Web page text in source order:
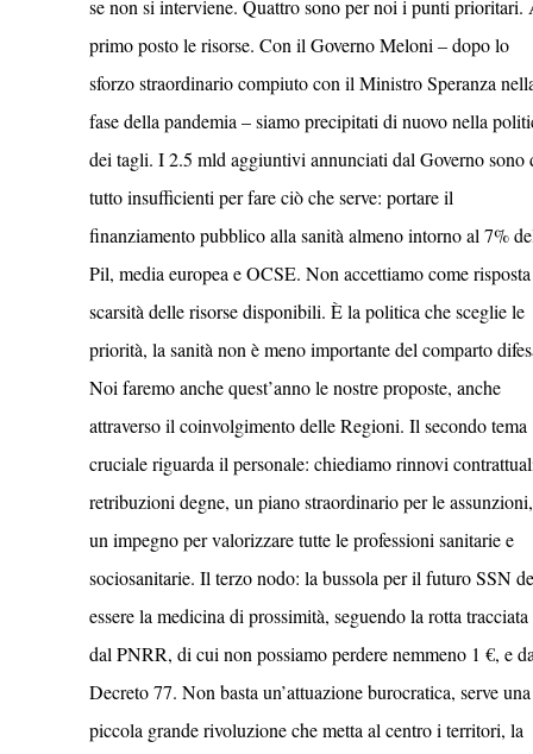
se non si interviene. Quattro sono per noi i punti prioritari.
primo posto le risorse. Con il Governo Meloni – dopo lo
sforzo straordinario compiuto con il Ministro Speranza
fase della pandemia – siamo precipitati di nuovo nella
dei tagli. I 2.5 mld aggiuntivi annunciati dal Governo sono
tutto insufficienti per fare ciò che serve: portare il
finanziamento pubblico alla sanità almeno intorno al 7%
Pil, media europea e OCSE. Non accettiamo come
scarsità delle risorse disponibili. È la politica che sceglie le
priorità, la sanità non è meno importante del comparto
Noi faremo anche quest’anno le nostre proposte, anche
attraverso il coinvolgimento delle Regioni. Il secondo tema
cruciale riguarda il personale: chiediamo rinnovi
retribuzioni degne, un piano straordinario per le assunzioni,
un impegno per valorizzare tutte le professioni sanitarie e
sociosanitarie. Il terzo nodo: la bussola per il futuro SSN
essere la medicina di prossimità, seguendo la rotta tracciata
dal PNRR, di cui non possiamo perdere nemmeno 1 €, e
Decreto 77. Non basta un’attuazione burocratica, serve una
piccola grande rivoluzione che metta al centro i territori, la